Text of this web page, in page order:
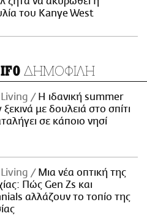
του Kanye West
ΔΗΜΟΦΙΛΗ
Η ιδανική summer
ξεκινά με δουλειά στο σπίτι
σε κάποιο νησί
Μια νέα οπτική της
Πώς Gen Zs και
αλλάζουν το τοπίο της